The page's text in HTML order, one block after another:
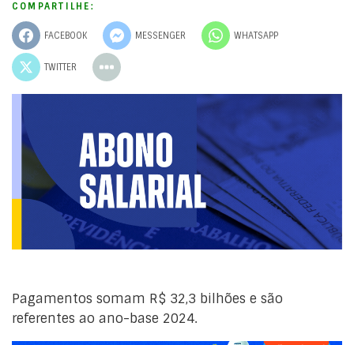
COMPARTILHE:
FACEBOOK MESSENGER WHATSAPP
TWITTER
Pagamentos somam R$ 32,3 bilhões e são
referentes ao ano-base 2024.